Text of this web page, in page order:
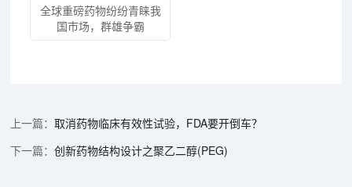
全球重磅药物纷纷青睐我
国市场，群雄争霸
取消药物临床有效性试验，FDA要开倒车？
创新药物结构设计之聚乙二醇(PEG)